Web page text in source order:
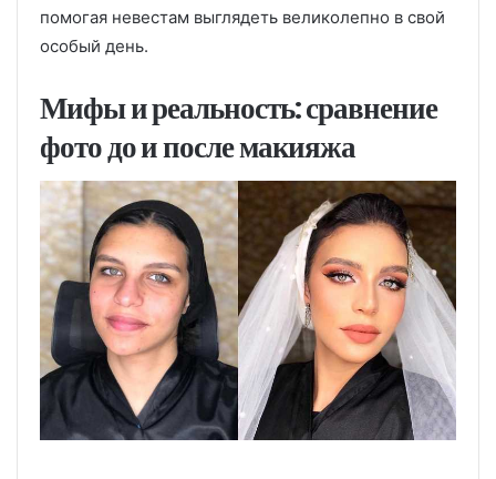
помогая невестам выглядеть великолепно в свой
особый день.
Мифы и реальность: сравнение
фото до и после макияжа